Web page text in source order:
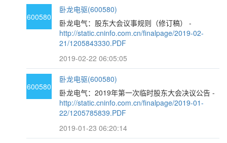
600580
卧龙电驱(600580)
卧龙电气：股东大会议事规则（修订稿） -
http://static.cninfo.com.cn/finalpage/2019-02-
21/1205843330.PDF
2019-02-22 06:05:05
600580
卧龙电驱(600580)
卧龙电气：2019年第一次临时股东大会决议公告 -
http://static.cninfo.com.cn/finalpage/2019-01-
22/1205785839.PDF
2019-01-23 06:20:14